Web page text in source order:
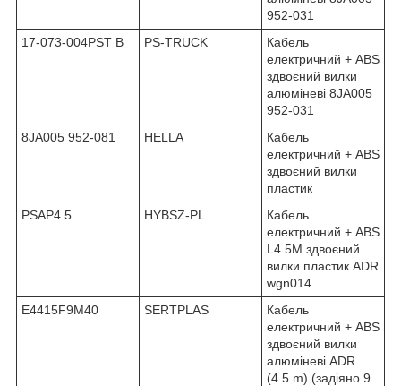
952-031
17-073-004PST B
PS-TRUCK
Кабель
електричний + ABS
здвоєний вилки
алюміневі 8JA005
952-031
8JA005 952-081
HELLA
Кабель
електричний + ABS
здвоєний вилки
пластик
PSAP4.5
HYBSZ-PL
Кабель
електричний + ABS
L4.5M здвоєний
вилки пластик ADR
wgn014
E4415F9M40
SERTPLAS
Кабель
електричний + ABS
здвоєний вилки
алюміневі ADR
(4.5 m) (задіяно 9